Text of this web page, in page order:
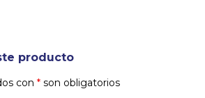
producto
con * son obligatorios